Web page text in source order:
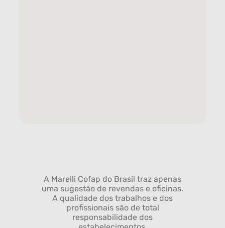
A Marelli Cofap do Brasil traz apenas
uma sugestão de revendas e oficinas.
A qualidade dos trabalhos e dos
profissionais são de total
responsabilidade dos